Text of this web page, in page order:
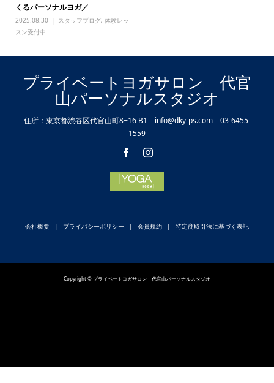
くるパーソナルヨガ／
2025.08.30 スタッフブログ, 体験レッ
スン受付中
プライベートヨガサロン 代官
山パーソナルスタジオ
住所：東京都渋谷区代官山町8−16 B1 info@dky-ps.com 03-6455-
1559
会社概要 プライバシーポリシー 会員規約 特定商取引法に基づく表記
Copyright © プライベートヨガサロン 代官山パーソナルスタジオ